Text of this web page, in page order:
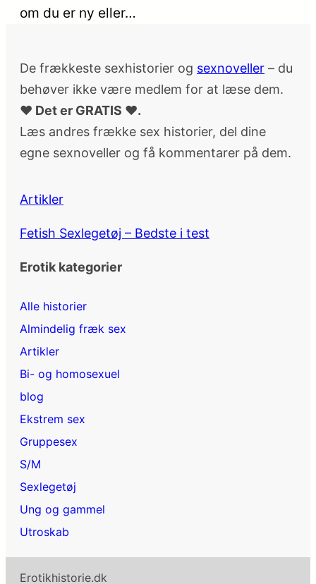
om du er ny eller…
De frækkeste sexhistorier og sexnoveller – du
behøver ikke være medlem for at læse dem.
♥ Det er GRATIS ♥.
Læs andres frække sex historier, del dine
egne sexnoveller og få kommentarer på dem.
Artikler
Fetish Sexlegetøj – Bedste i test
Erotik kategorier
Alle historier
Almindelig fræk sex
Artikler
Bi- og homosexuel
blog
Ekstrem sex
Gruppesex
S/M
Sexlegetøj
Ung og gammel
Utroskab
Erotikhistorie.dk